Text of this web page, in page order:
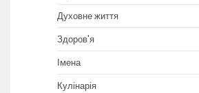
Духовне життя
Здоров'я
Імена
Кулінарія